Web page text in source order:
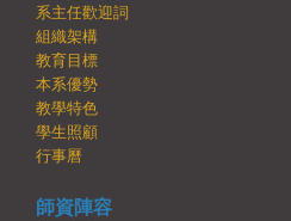
系主任歡迎詞
組織架構
教育目標
本系優勢
教學特色
學生照顧
行事曆
師資陣容